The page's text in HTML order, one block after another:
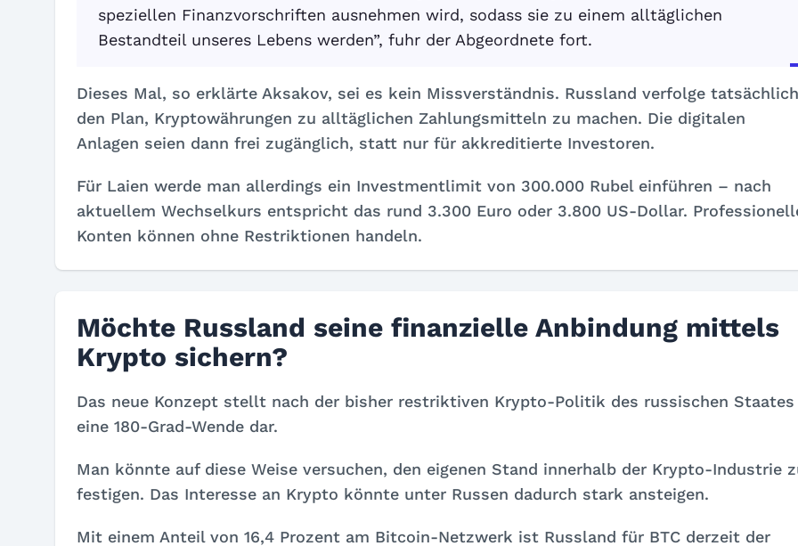
speziellen Finanzvorschriften ausnehmen wird, sodass sie zu einem alltäglichen
Bestandteil unseres Lebens werden”, fuhr der Abgeordnete fort.
Dieses Mal, so erklärte Aksakov, sei es kein Missverständnis. Russland verfolge tatsächlich
den Plan, Kryptowährungen zu alltäglichen Zahlungsmitteln zu machen. Die digitalen
Anlagen seien dann frei zugänglich, statt nur für akkreditierte Investoren.
Für Laien werde man allerdings ein Investmentlimit von 300.000 Rubel einführen – nach
aktuellem Wechselkurs entspricht das rund 3.300 Euro oder 3.800 US-Dollar.
Konten können ohne Restriktionen handeln.
Möchte Russland seine finanzielle Anbindung mittels
Krypto sichern?
Das neue Konzept stellt nach der bisher restriktiven Krypto-Politik des russischen Staates
eine 180-Grad-Wende dar.
Man könnte auf diese Weise versuchen, den eigenen Stand innerhalb der Krypto-Industrie
festigen. Das Interesse an Krypto könnte unter Russen dadurch stark ansteigen.
Mit einem Anteil von 16,4 Prozent am Bitcoin-Netzwerk ist Russland für BTC derzeit der